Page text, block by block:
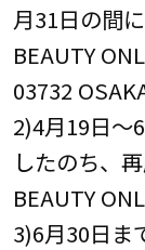
月31日の間
BEAUTY
03732
2)4月19日～
したのち、
BEAUTY
3)6月30日ま